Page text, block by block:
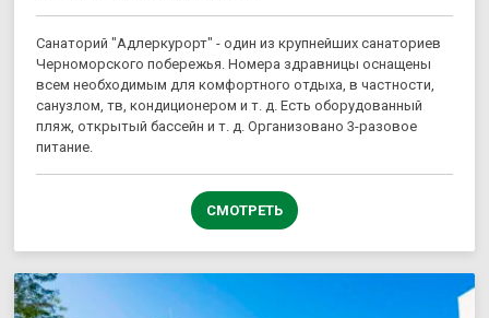
Санаторий "Адлеркурорт" - один из крупнейших санаториев
Черноморского побережья. Номера здравницы оснащены
всем необходимым для комфортного отдыха, в частности,
санузлом, тв, кондиционером и т. д. Есть оборудованный
пляж, открытый бассейн и т. д. Организовано 3-разовое
питание.
СМОТРЕТЬ